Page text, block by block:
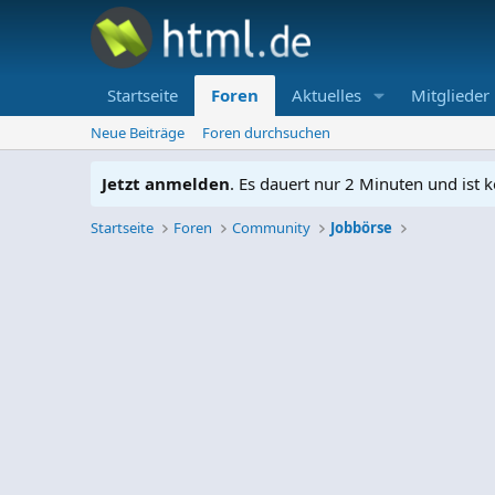
Startseite Foren Aktuelles Mitglieder
Neue Beiträge Foren durchsuchen
Jetzt anmelden. Es dauert nur 2 Minuten und ist
Startseite Foren Community Jobbörse